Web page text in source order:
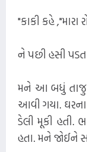
"કાકી કહે
ને પછી હસી
મને આ બધું તાજુ
આવી ગયા.
ડેલી મૂકી હતી.
હતા. મને જોઈને